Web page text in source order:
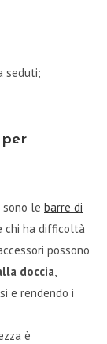
seduti;
sono le barre di
chi ha difficoltà
possono
doccia,
e rendendo i
è